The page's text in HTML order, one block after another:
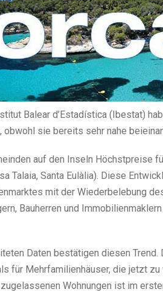
Balear d’Estadística (Ibestat)
sie bereits sehr nahe
auf den Inseln Höchstpreise
Talaia, Santa Eulàlia). Diese
mit der Wiederbelebung
Bauherren und
Daten bestätigen diesen Trend.
für Mehrfamilienhäuser, die jetzt zu
Wohnungen ist im